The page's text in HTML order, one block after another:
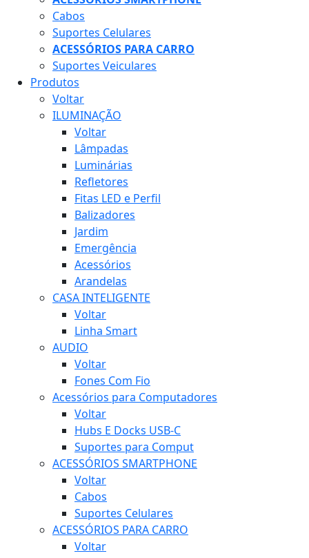
Cabos
Suportes Celulares
ACESSÓRIOS PARA CARRO
Suportes Veiculares
Produtos
Voltar
ILUMINAÇÃO
Voltar
Lâmpadas
Luminárias
Refletores
Fitas LED e Perfil
Balizadores
Jardim
Emergência
Acessórios
Arandelas
CASA INTELIGENTE
Voltar
Linha Smart
AUDIO
Voltar
Fones Com Fio
Acessórios para Computadores
Voltar
Hubs E Docks USB-C
Suportes para Comput
ACESSÓRIOS SMARTPHONE
Voltar
Cabos
Suportes Celulares
ACESSÓRIOS PARA CARRO
Voltar